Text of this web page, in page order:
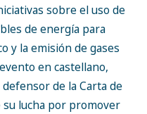
sobre el uso de
de energía para
y la emisión de gases
en castellano,
de la Carta de
su lucha por promover